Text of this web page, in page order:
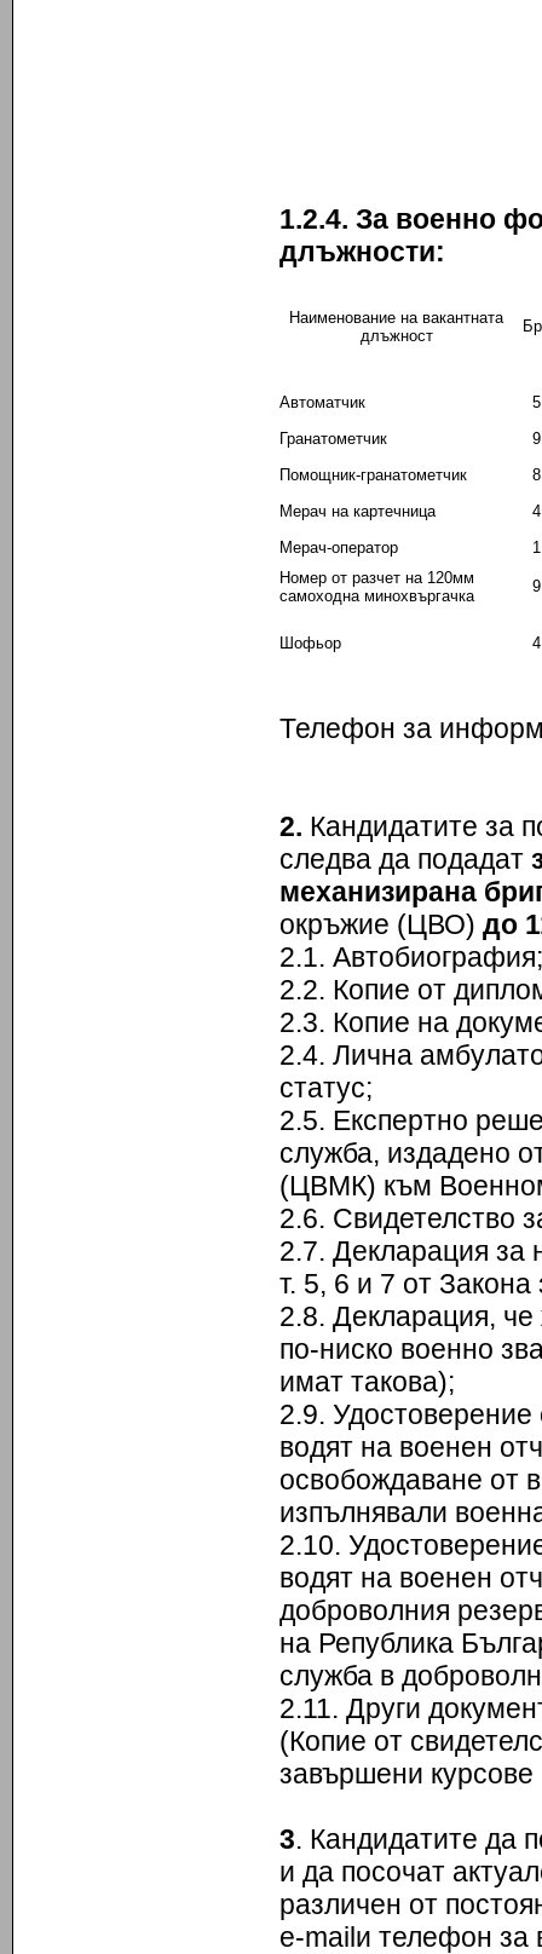
1.2.4. За военно
длъжности:
Наименование на вакантната
длъжност
Автоматчик
5
Гранатометчик
9
Помощник-гранатометчик
8
Мерач на картечница
4
Мерач-оператор
1
Номер от разчет на 120мм
самоходна минохвъргачка
9
Шофьор 4
Телефон за
2. Кандидатите за
следва да подадат
механизирана
окръжие (ЦВО) до
2.1. Автобиография;
2.2. Копие от
2.3. Копие на
2.4. Лична
статус;
2.5. Експертно
служба, издадено
(ЦВМК) към
2.6. Свидетелство
2.7. Декларация за
т. 5, 6 и 7 от
2.8. Декларация,
по-ниско военно
имат такова);
2.9. Удостоверение
водят на военен
освобождаване от
изпълнявали
2.10.
водят на военен
доброволния
на Република
служба в
2.11. Други
(Копие от
завършени курсове
3. Кандидатите да
и да посочат
различен от
e-mailи телефон за